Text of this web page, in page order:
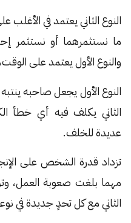
النوع الثاني يعتمد في
ما نستثمرهما أو نستثمر
والنوع الأول يعتمد على
النوع الأول يجعل صاحبه
الثاني يكلف فيه أي خطأ
عديدة للخلف.
تزداد قدرة الشخص على
مهما بلغت صعوبة العمل،
الثاني مع كل تحدٍ جديدة في